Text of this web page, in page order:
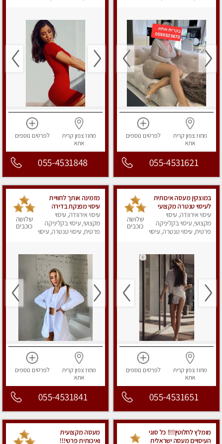
מחוז צפוןקרית
אתא
לפרטים נוספים
055-4531621
מחוז צפוןקרית
אתא
לפרטים נוספים
055-4531848
במוצקין מעסה איכותית
לעיסוי טנטרה מקצועי
ומרגיעה
עיסוי אירוודה, עיסוי
מקצועי, עיסוי בקליניקה
פרטית, עיסוי טנטרה, עיסוי
שלושה
כוכבים
מחוז צפוןקרית
אתא
לפרטים נוספים
055-4531651
מזמינה אותך לחוויית
עיסוי מפנקת בדירה
פרטית Massage
עיסוי אירוודה, עיסוי
מקצועי, עיסוי בקליניקה
פרטית, עיסוי טנטרה, עיסוי
שלושה
כוכבים
מחוז צפוןקרית
אתא
לפרטים נוספים
055-4531841
מומלץ לחלוטין!!!! כל סוגי
העיסויים מעסה ישראלית
מעסה מקצועית
ואיכותית פרטי!!!